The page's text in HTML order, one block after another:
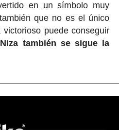
en un símbolo muy
que no es el único
victorioso puede conseguir
también se sigue la